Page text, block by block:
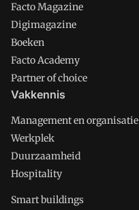
Facto Magazine
Digimagazine
Boeken
Facto Academy
Partner of choice
Vakkennis
Management en organisatie
Werkplek
Duurzaamheid
Hospitality
Smart buildings